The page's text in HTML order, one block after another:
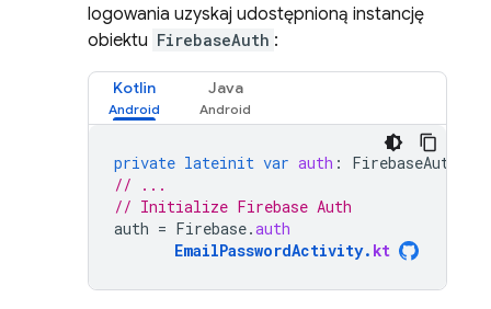
logowania uzyskaj udostępnioną instancję
obiektu FirebaseAuth :
Kotlin Java
private lateinit var auth :
FirebaseAuth
// ...
// Initialize Firebase Auth
auth = Firebase.auth
EmailPasswordActivity. kt